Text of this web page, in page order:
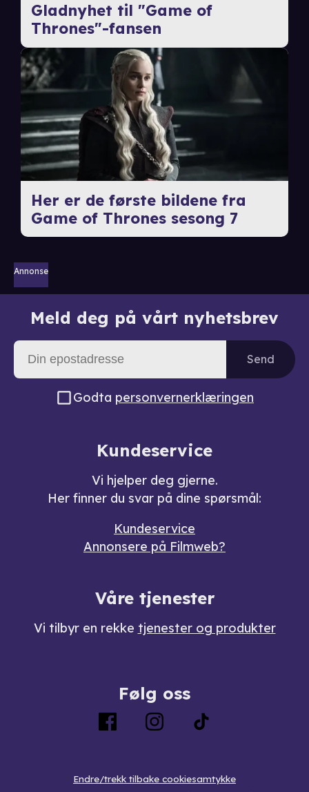
Gladnyhet til "Game of
Thrones"-fansen
Her er de første bildene fra
Game of Thrones sesong 7
Annonse
Meld deg på vårt nyhetsbrev
Send
Godta personvernerklæringen
Kundeservice
Vi hjelper deg gjerne.
Her finner du svar på dine spørsmål:
Kundeservice
Annonsere på Filmweb?
Våre tjenester
Vi tilbyr en rekke tjenester og produkter
Følg oss
Endre/trekk tilbake cookiesamtykke